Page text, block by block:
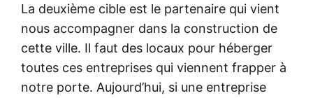
La deuxième cible est le partenaire qui vient
nous accompagner dans la construction de
cette ville. Il faut des locaux pour héberger
toutes ces entreprises qui viennent frapper à
notre porte. Aujourd’hui, si une entreprise